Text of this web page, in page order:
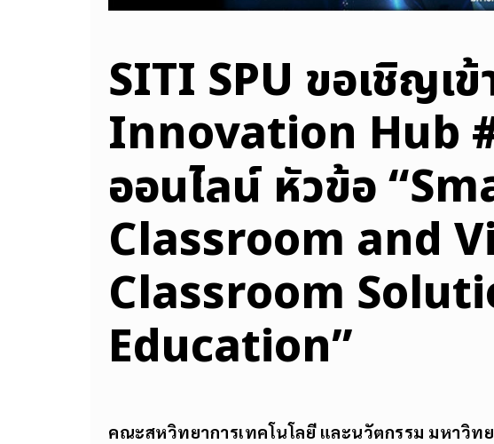
SITI SPU ขอเชิญเข้
Innovation Hub
ออนไลน์ หัวข้อ
Classroom and
Classroom
Education”
คณะสหวิทยาการเทคโนโลยี และนวัตกรรม มหาวิท